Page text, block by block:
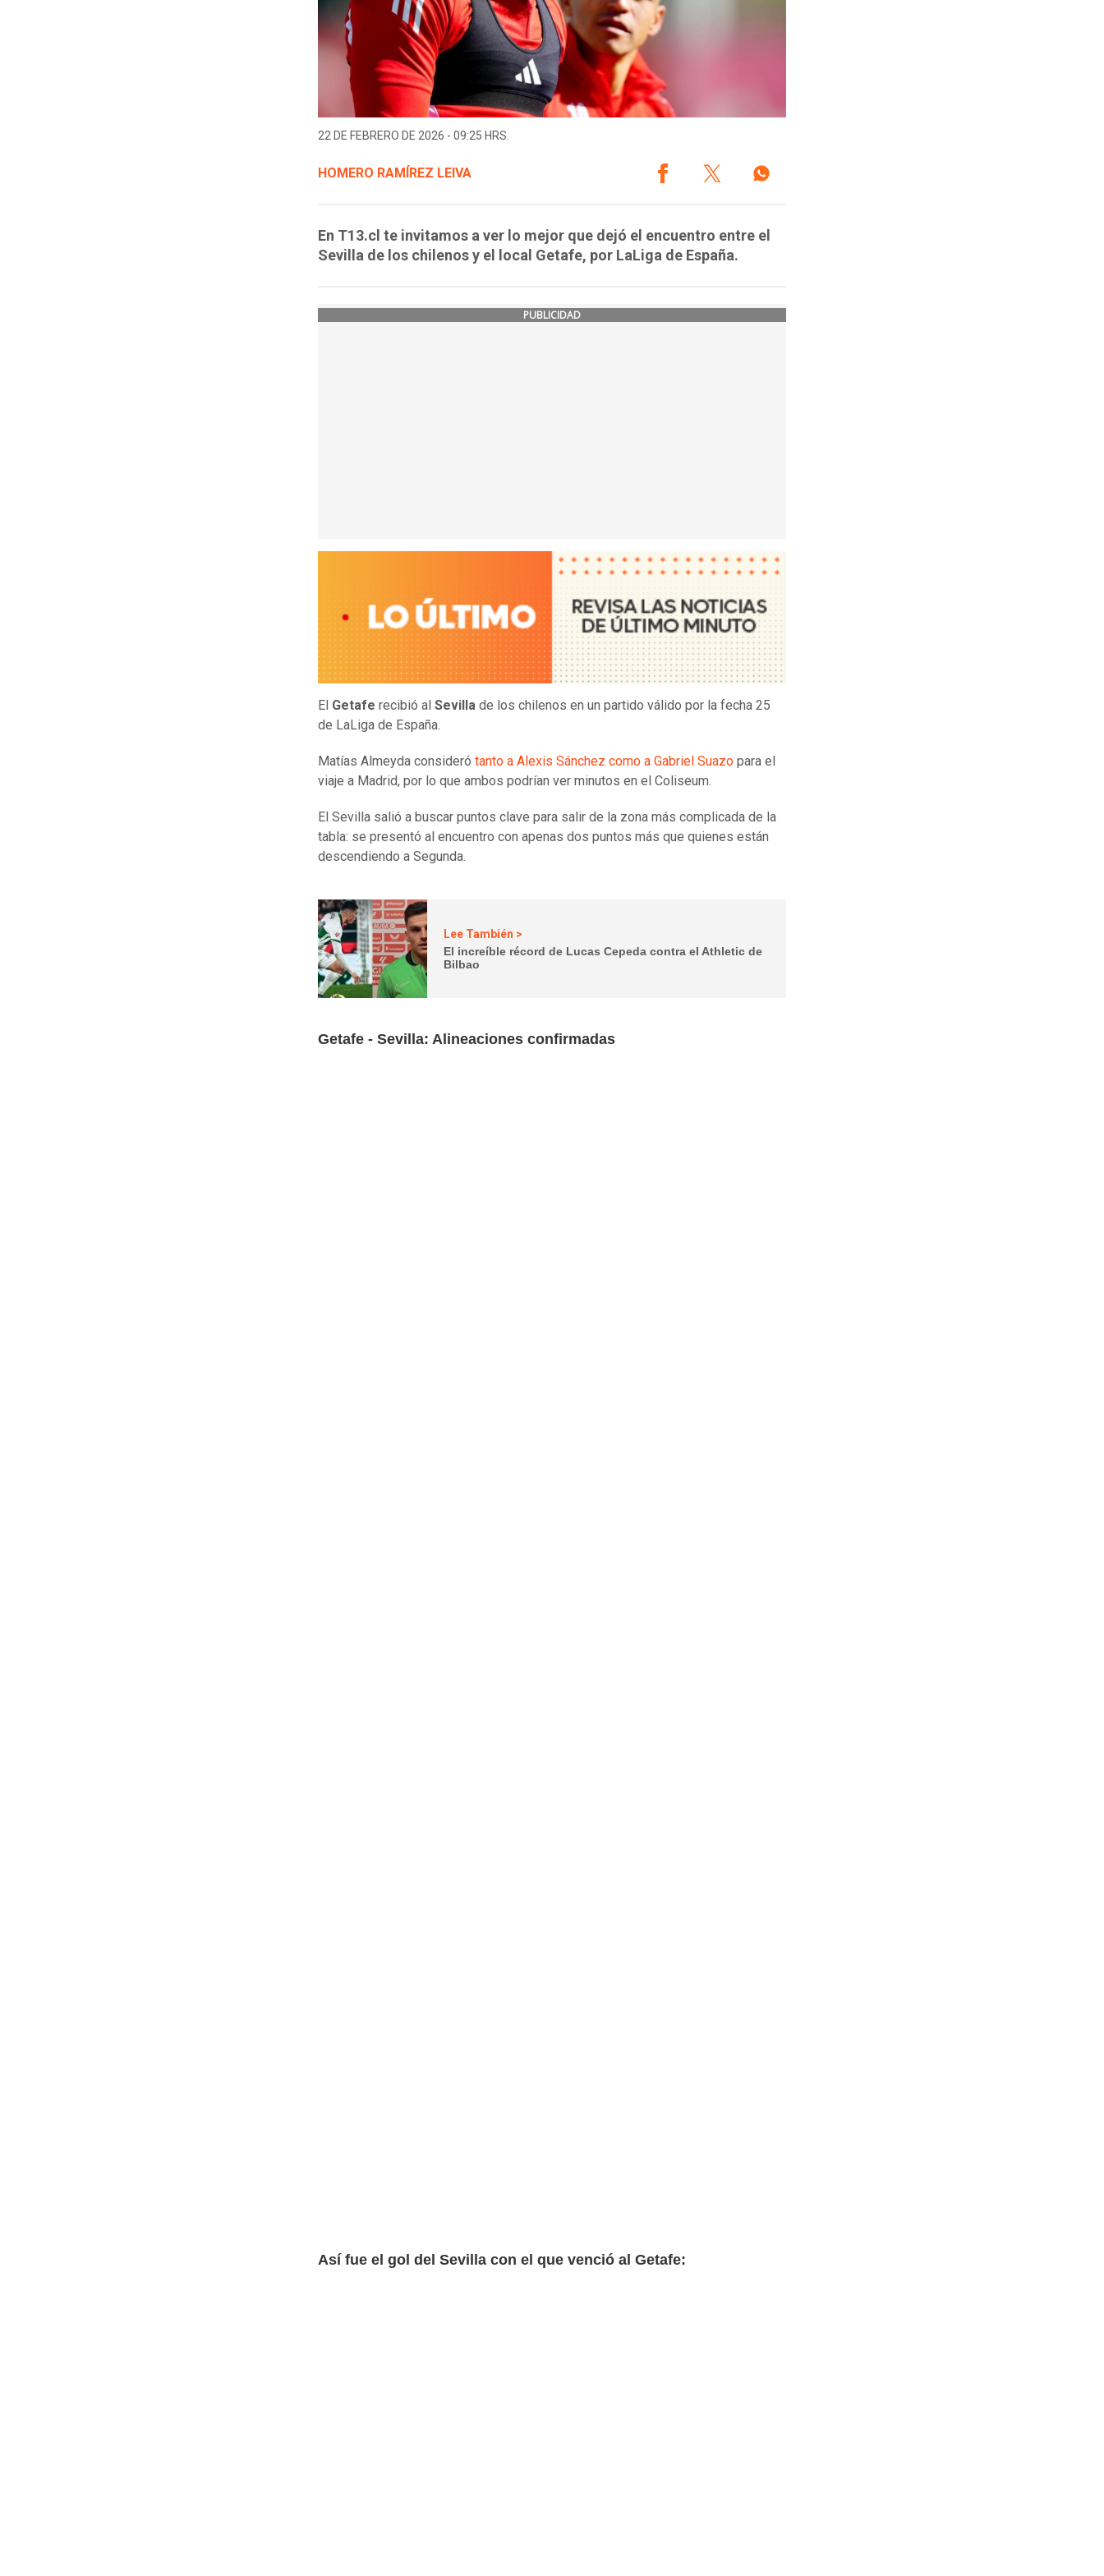
22 DE FEBRERO DE 2026 - 09:25 HRS.
HOMERO RAMÍREZ LEIVA
En T13.cl te invitamos a ver lo mejor que dejó el encuentro entre el
Sevilla de los chilenos y el local Getafe, por LaLiga de España.
PUBLICIDAD
El Getafe recibió al Sevilla de los chilenos en un partido válido por la fecha 25
de LaLiga de España.
Matías Almeyda consideró tanto a Alexis Sánchez como a Gabriel Suazo para el
viaje a Madrid, por lo que ambos podrían ver minutos en el Coliseum.
El Sevilla salió a buscar puntos clave para salir de la zona más complicada de la
tabla: se presentó al encuentro con apenas dos puntos más que quienes están
descendiendo a Segunda.
Lee También >
El increíble récord de Lucas Cepeda contra el Athletic de
Bilbao
Getafe - Sevilla: Alineaciones confirmadas
Así fue el gol del Sevilla con el que venció al Getafe: